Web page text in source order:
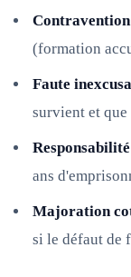
(formation
Faute
survient et que
ans
Majoration
si le défaut de